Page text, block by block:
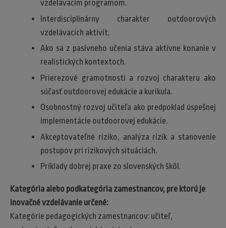
vzdelávacím programom.
Interdisciplinárny charakter outdoorových
vzdelávacích aktivít.
Ako sa z pasívneho učenia stáva aktívne konanie v
realistických kontextoch.
Prierezové gramotnosti a rozvoj charakteru ako
súčasť outdoorovej edukácie a kurikula.
Osobnostný rozvoj učiteľa ako predpoklad úspešnej
implementácie outdoorovej edukácie.
Akceptovateľné riziko, analýza rizík a stanovenie
postupov pri rizikových situáciách.
Príklady dobrej praxe zo slovenských škôl.
Kategória alebo podkategória zamestnancov, pre ktorú je
inovačné vzdelávanie určené:
Kategórie pedagogických zamestnancov: učiteľ,